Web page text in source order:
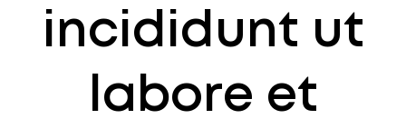
incididunt ut
labore et